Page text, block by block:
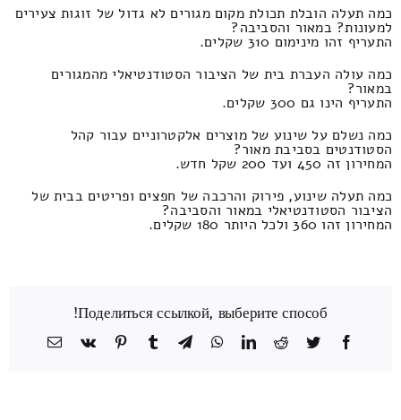
כמה תעלה הובלת תכולת מקום מגורים לא גדול של זוגות צעירים
למעונות? במאור והסביבה?
התעריף זהו מינימום 310 שקלים.
כמה עולה העברת בית של הציבור הסטודנטיאלי מהמגורים
במאור?
התעריף הינו גם 300 שקלים.
כמה נשלם על שינוע של מוצרים אלקטרוניים עבור קהל
הסטודנטים בסביבת מאור?
המחירון זה 450 ועד 200 שקל חדש.
כמה תעלה שינוע, פירוק והרכבה של חפצים ופריטים בבית של
הציבור הסטודנטיאלי במאור והסביבה?
המחירון זהו 360 ולכל היותר 180 שקלים.
Поделиться ссылкой, выберите способ!
Facebook
Twitter
Reddit
LinkedIn
WhatsApp
Telegram
Tumblr
Pinterest
Vk
כתובת